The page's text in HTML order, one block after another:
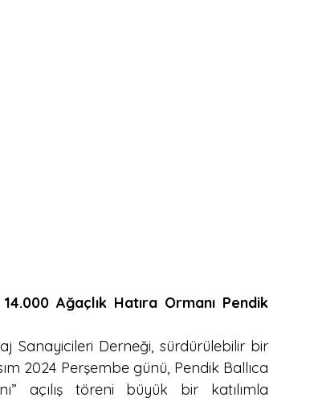
Ağaçlık Hatıra Ormanı Pendik
Sanayicileri Derneği, sürdürülebilir bir
2024 Perşembe günü, Pendik Ballıca
açılış töreni büyük bir katılımla